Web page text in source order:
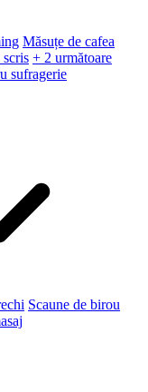
Măsuțe de cafea
+ 2 următoare
sufragerie
Scaune de birou